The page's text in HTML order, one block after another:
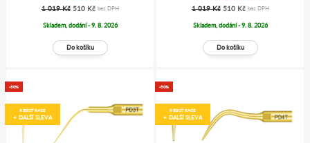
1 019 Kč 510 Kč bez DPH
Skladem, dodání - 9. 8. 2026
1 019 Kč 510 Kč bez DPH
Skladem, dodání - 9. 8. 2026
-50%
REGISTRACE
+ DALŠÍ SLEVA
-50%
REGISTRACE
+ DALŠÍ SLEVA